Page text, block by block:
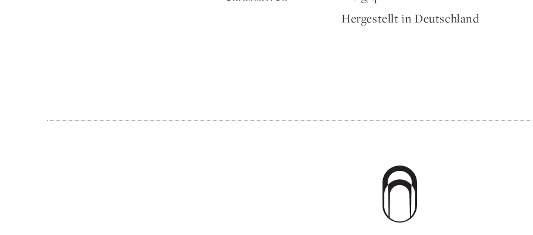
Hergestellt in Deutschland